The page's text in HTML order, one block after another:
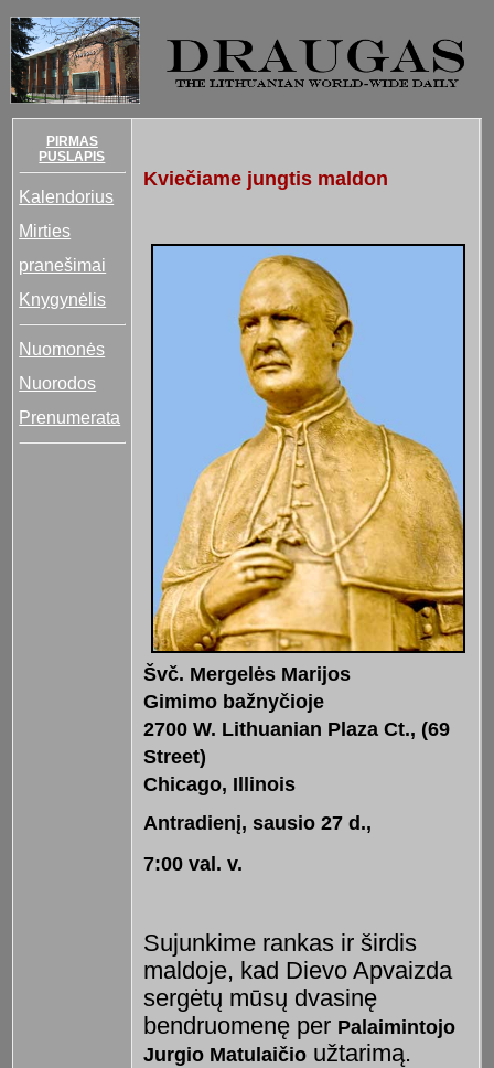
PIRMAS
PUSLAPIS
Kalendorius
Mirties
pranešimai
Knygynėlis
Nuomonės
Nuorodos
Prenumerata
Kviečiame jungtis maldon
Švč. Mergelės Marijos
Gimimo bažnyčioje
2700 W. Lithuanian Plaza Ct., (69
Street)
Chicago, Illinois
Antradienį, sausio 27 d.,
7:00 val. v.
Sujunkime rankas ir širdis
maldoje, kad Dievo Apvaizda
sergėtų mūsų dvasinę
bendruomenę per Palaimintojo
Jurgio Matulaičioužtarimą.